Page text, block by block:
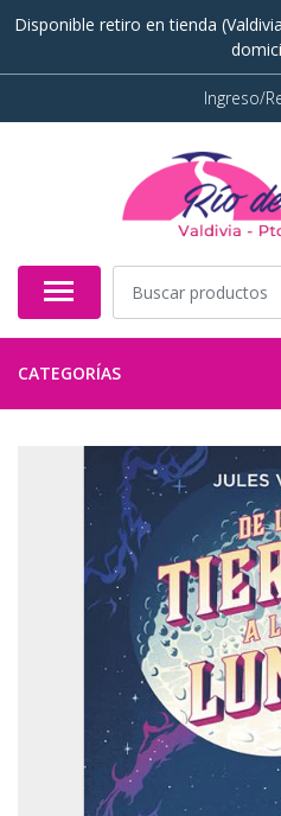
Disponible retiro en tienda
Ingreso/
CATEGORÍAS